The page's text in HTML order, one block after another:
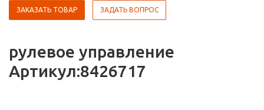
ЗАКАЗАТЬ ТОВАР ЗАДАТЬ ВОПРОС
рулевое управление
Артикул:8426717